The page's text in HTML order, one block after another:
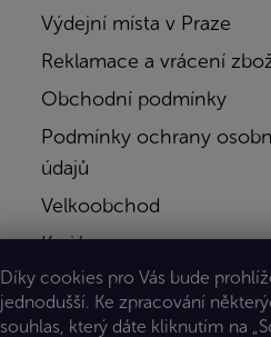
Díky cookies pro Vás bude
jednodušší. Ke zpracování
souhlas, který dáte kliknutím na
Výdejní místa v Praze
Reklamace a vrácení
Obchodní podmínky
Podmínky ochrany
údajů
Velkoobchod
Kariéra
Kontakty